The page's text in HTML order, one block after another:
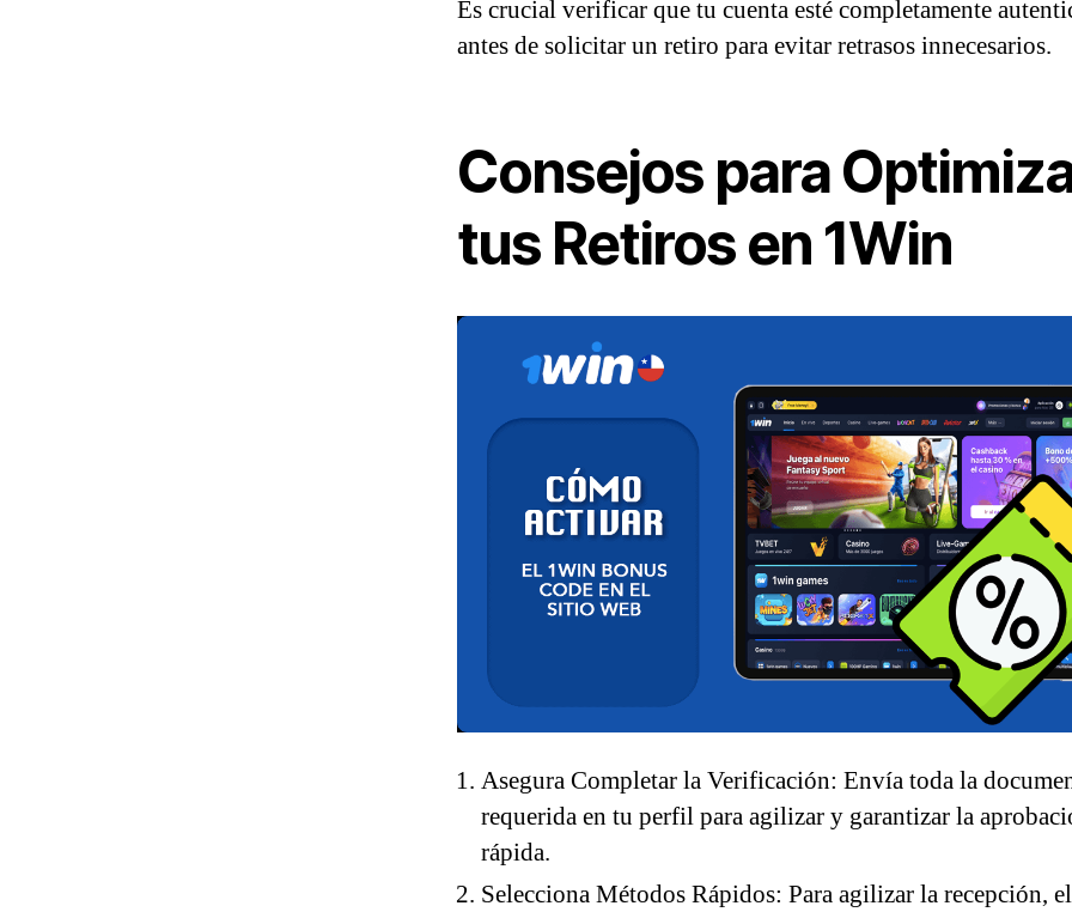
Es crucial verificar que tu cuenta esté completamente
antes de solicitar un retiro para evitar retrasos innecesarios.
Consejos para
tus Retiros en 1Win
Asegura Completar la Verificación: Envía toda la
requerida en tu perfil para agilizar y garantizar la
rápida.
Selecciona Métodos Rápidos: Para agilizar la recepción,